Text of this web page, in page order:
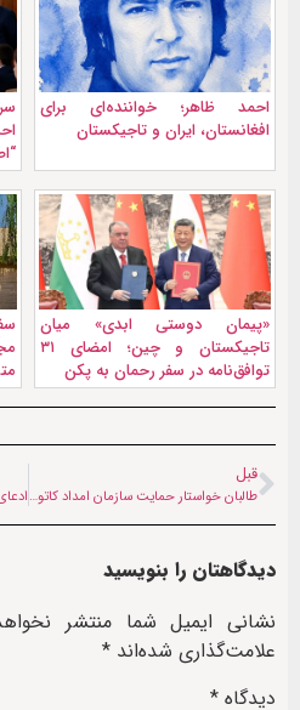
احمد ظاهر؛ خواننده‌ای برای
افغانستان، ایران و تاجیکستان
«پیمان دوستی ابدی» میان
تاجیکستان و چین؛ امضای ۳۱
توافق‌نامه در سفر رحمان به پکن
قبل
طالبان خواستار حمایت سازمان امداد کاتولیک از مهاجران شد
دیدگاهتان را بنویسید
نشانی ایمیل شما منتشر
علامت‌گذاری شده‌اند *
دیدگاه *